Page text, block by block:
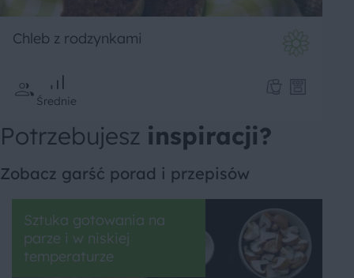
Chleb z rodzynkami
Średnie
Potrzebujesz inspiracji?
Zobacz garść porad i przepisów
Sztuka gotowania na
parze i w niskiej
temperaturze